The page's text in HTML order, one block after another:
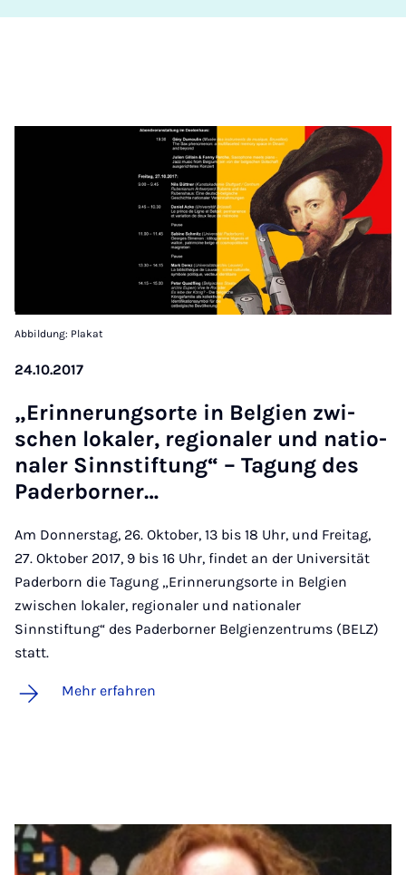
Abbildung: Plakat
24.10.2017
„Er­in­ne­rungs­or­te in Bel­gi­en zwi­
schen lo­ka­ler, re­gi­o­na­ler und na­ti­o­
na­ler Sinn­stif­tung“ – Ta­gung des
Pa­der­bor­ner…
Am Donnerstag, 26. Oktober, 13 bis 18 Uhr, und Freitag,
27. Oktober 2017, 9 bis 16 Uhr, findet an der Universität
Paderborn die Tagung „Erinnerungsorte in Belgien
zwischen lokaler, regionaler und nationaler
Sinnstiftung“ des Paderborner Belgienzentrums (BELZ)
statt.
Mehr erfahren